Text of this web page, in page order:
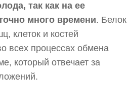
так как на ее
много времени. Белок
клеток и костей
всех процессах обмена
который отвечает за